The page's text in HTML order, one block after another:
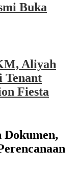
Buka
Aliyah
Tenant
Fiesta
Dokumen,